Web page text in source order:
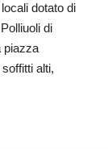
dotato di
di
piazza
alti,